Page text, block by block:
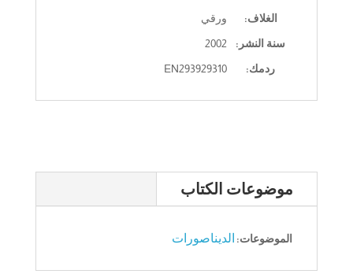
الغلاف:
ورقي
سنة النشر:
2002
ردمك:
EN293929310
موضوعات الكتاب
الموضوعات: الديناصورات